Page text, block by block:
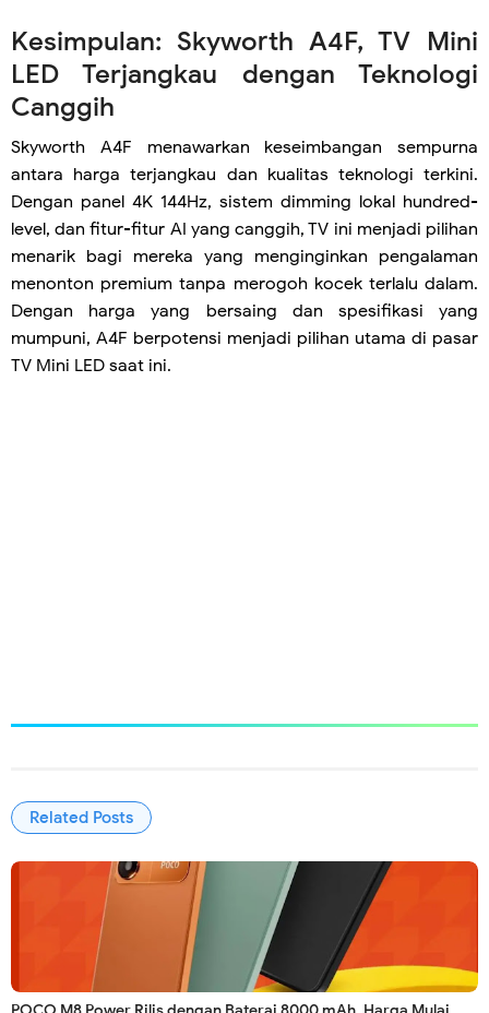
Kesimpulan: Skyworth A4F, TV Mini
LED Terjangkau dengan Teknologi
Canggih
Skyworth A4F menawarkan keseimbangan sempurna
antara harga terjangkau dan kualitas teknologi terkini.
Dengan panel 4K 144Hz, sistem dimming lokal hundred-
level, dan fitur-fitur AI yang canggih, TV ini menjadi pilihan
menarik bagi mereka yang menginginkan pengalaman
menonton premium tanpa merogoh kocek terlalu dalam.
Dengan harga yang bersaing dan spesifikasi yang
mumpuni, A4F berpotensi menjadi pilihan utama di pasar
TV Mini LED saat ini.
Related Posts